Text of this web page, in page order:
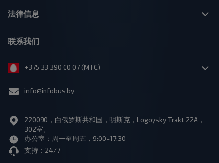
法律信息
联系我们
+375 33 390 00 07 (МТС)
info@infobus.by
220090，白俄罗斯共和国，明斯克，Logoysky Trakt 22A，
302室。
办公室：周一至周五，9:00–17:30
支持：24/7